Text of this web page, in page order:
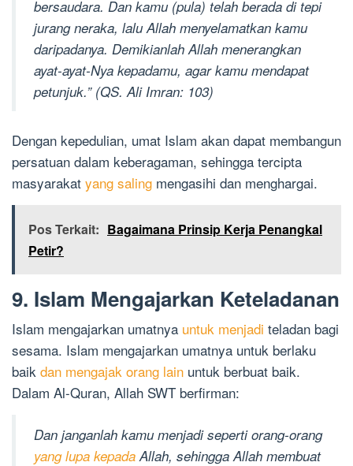
bersaudara. Dan kamu (pula) telah berada di tepi
jurang neraka, lalu Allah menyelamatkan kamu
daripadanya. Demikianlah Allah menerangkan
ayat-ayat-Nya kepadamu, agar kamu mendapat
petunjuk.” (QS. Ali Imran: 103)
Dengan kepedulian, umat Islam akan dapat membangun
persatuan dalam keberagaman, sehingga tercipta
masyarakat yang saling mengasihi dan menghargai.
Pos Terkait: Bagaimana Prinsip Kerja Penangkal
Petir?
9. Islam Mengajarkan Keteladanan
Islam mengajarkan umatnya untuk menjadi teladan bagi
sesama. Islam mengajarkan umatnya untuk berlaku
baik dan mengajak orang lain untuk berbuat baik.
Dalam Al-Quran, Allah SWT berfirman:
Dan janganlah kamu menjadi seperti orang-orang
yang lupa kepada Allah, sehingga Allah membuat